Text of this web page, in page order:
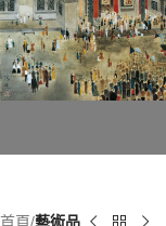
首頁 藝術品